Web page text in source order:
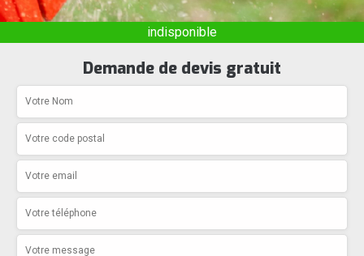
indisponible
Demande de devis gratuit